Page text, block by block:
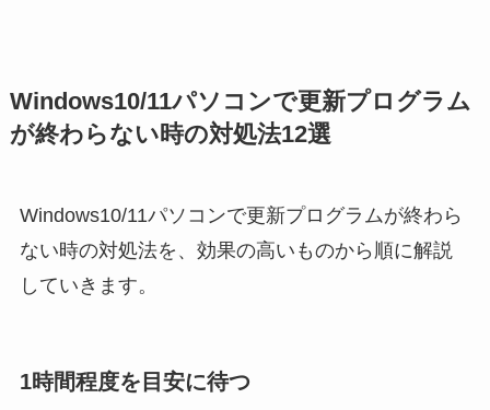
Windows10/11パソコンで更新プログラム
が終わらない時の対処法12選
Windows10/11パソコンで更新プログラムが終わら
ない時の対処法を、効果の高いものから順に解説
していきます。
1時間程度を目安に待つ